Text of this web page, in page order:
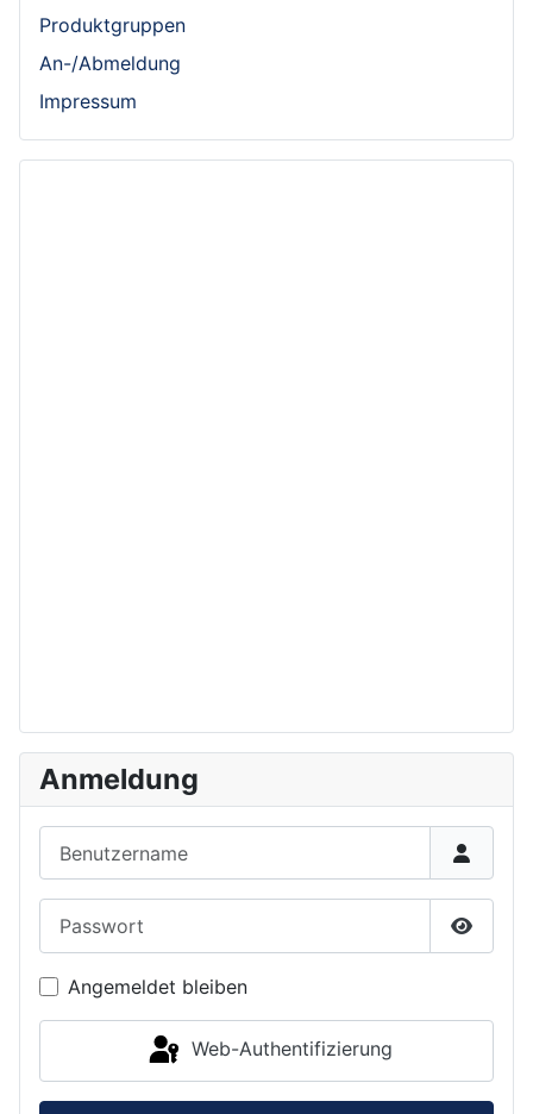
Produktgruppen
An-/Abmeldung
Impressum
Anmeldung
Angemeldet bleiben
Web-Authentifizierung